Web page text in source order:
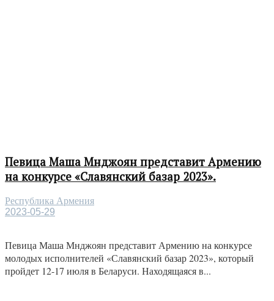
Певица Маша Мнджоян представит Армению
на конкурсе «Славянский базар 2023».
Республика Армения
2023-05-29
Певица Маша Мнджоян представит Армению на конкурсе
молодых исполнителей «Славянский базар 2023», который
пройдет 12-17 июля в Беларуси. Находящаяся в...